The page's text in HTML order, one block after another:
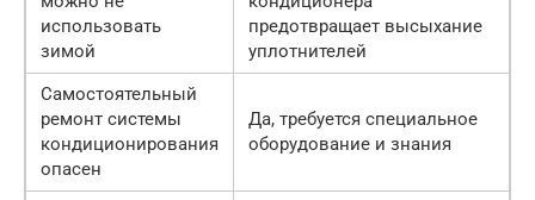
использовать
зимой
предотвращает высыхание
уплотнителей
Самостоятельный
ремонт системы
кондиционирования
опасен
Да, требуется специальное
оборудование и знания